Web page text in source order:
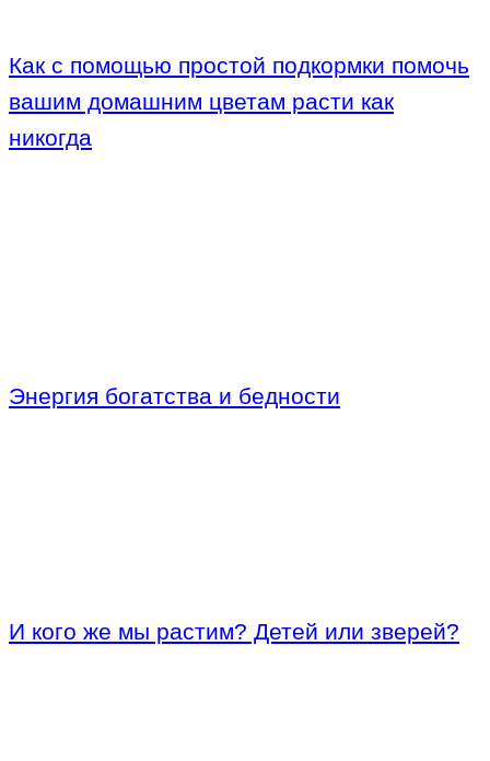
Как с помощью простой подкормки помочь
вашим домашним цветам расти как
никогда
Энергия богатства и бедности
И кого же мы растим? Детей или зверей?